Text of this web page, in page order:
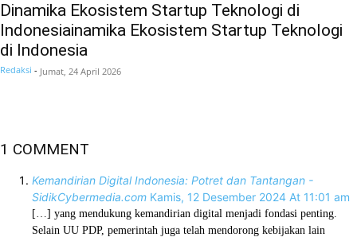
Dinamika Ekosistem Startup Teknologi di
Indonesiainamika Ekosistem Startup Teknologi
di Indonesia
Redaksi - Jumat, 24 April 2026
1 COMMENT
Kemandirian Digital Indonesia: Potret dan Tantangan -
SidikCybermedia.com Kamis, 12 Desember 2024 At 11:01 am
[…] yang mendukung kemandirian digital menjadi fondasi penting.
Selain UU PDP, pemerintah juga telah mendorong kebijakan lain